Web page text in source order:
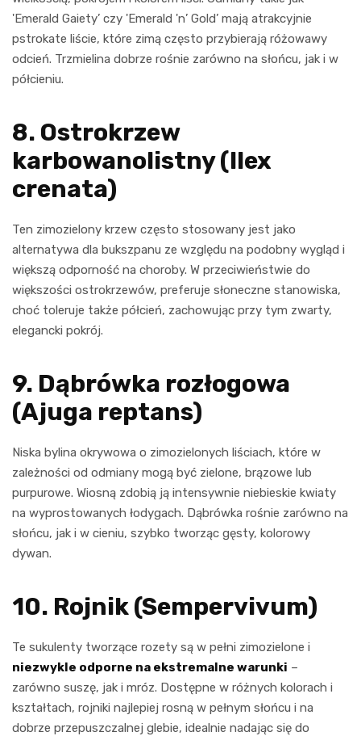
'Emerald Gaiety’ czy 'Emerald 'n’ Gold’ mają atrakcyjnie
pstrokate liście, które zimą często przybierają różowawy
odcień. Trzmielina dobrze rośnie zarówno na słońcu, jak i w
półcieniu.
8. Ostrokrzew
karbowanolistny (Ilex
crenata)
Ten zimozielony krzew często stosowany jest jako
alternatywa dla bukszpanu ze względu na podobny wygląd i
większą odporność na choroby. W przeciwieństwie do
większości ostrokrzewów, preferuje słoneczne stanowiska,
choć toleruje także półcień, zachowując przy tym zwarty,
elegancki pokrój.
9. Dąbrówka rozłogowa
(Ajuga reptans)
Niska bylina okrywowa o zimozielonych liściach, które w
zależności od odmiany mogą być zielone, brązowe lub
purpurowe. Wiosną zdobią ją intensywnie niebieskie kwiaty
na wyprostowanych łodygach. Dąbrówka rośnie zarówno na
słońcu, jak i w cieniu, szybko tworząc gęsty, kolorowy
dywan.
10. Rojnik (Sempervivum)
Te sukulenty tworzące rozety są w pełni zimozielone i
niezwykle odporne na ekstremalne warunki –
zarówno suszę, jak i mróz. Dostępne w różnych kolorach i
kształtach, rojniki najlepiej rosną w pełnym słońcu i na
dobrze przepuszczalnej glebie, idealnie nadając się do